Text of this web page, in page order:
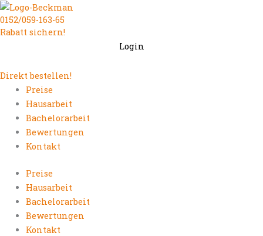
Zum
Inhalt
springen
0152/059-163-65
Rabatt sichern!
Login
Direkt bestellen!
Preise
Hausarbeit
Bachelorarbeit
Bewertungen
Kontakt
Preise
Hausarbeit
Bachelorarbeit
Bewertungen
Kontakt